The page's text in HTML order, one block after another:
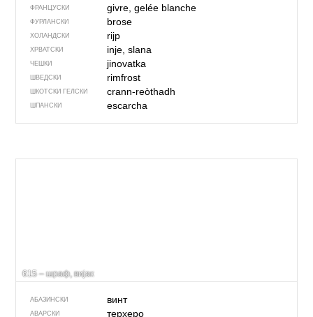
ФРАНЦУСКИ givre, gelée blanche
ФУРЛАНСКИ brose
ХОЛАНДСКИ rijp
ХРВАТСКИ inje, slana
ЧЕШКИ jinovatka
ШВЕДСКИ rimfrost
ШКОТСКИ ГЕЛСКИ crann-reòthadh
ШПАНСКИ escarcha
615 – шраф, вијак
АБАЗИНСКИ винт
АВАРСКИ терхеро